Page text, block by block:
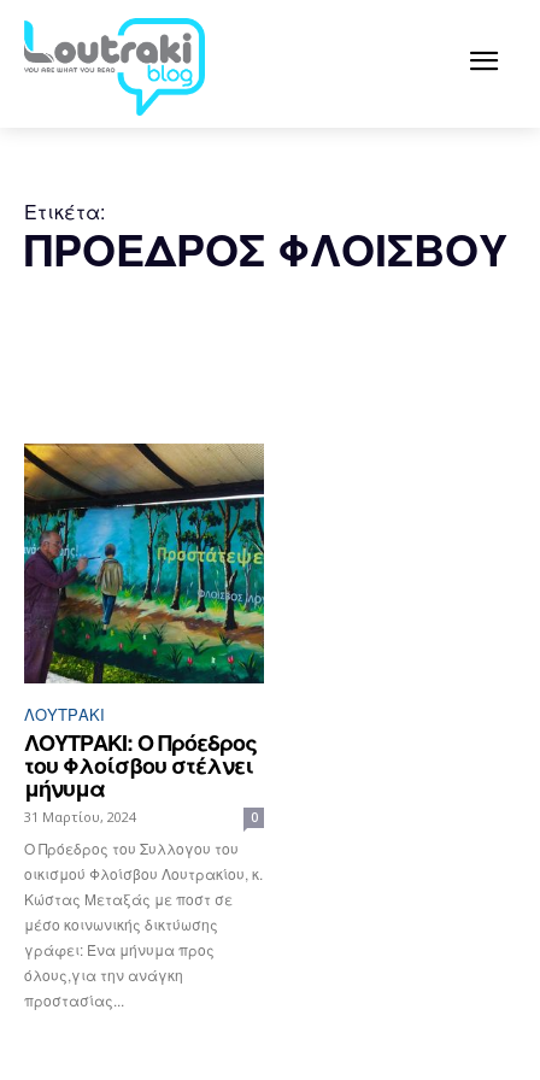
Ετικέτα:
ΠΡΟΕΔΡΟΣ ΦΛΟΙΣΒΟΥ
ΛΟΥΤΡΆΚΙ
ΛΟΥΤΡΑΚΙ: Ο Πρόεδρος
του Φλοίσβου στέλνει
μήνυμα
31 Μαρτίου, 2024 0
Ο Πρόεδρος του Συλλογου του
οικισμού Φλοίσβου Λουτρακίου, κ.
Κώστας Μεταξάς με ποστ σε
μέσο κοινωνικής δικτύωσης
γράφει: Ένα μήνυμα προς
όλους,για την ανάγκη
προστασίας...